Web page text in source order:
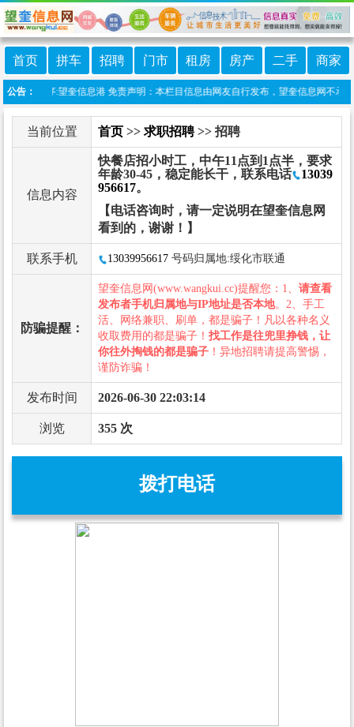
首页 拼车 招聘 门市 租房 房产 二手 商家
公告：
信小程序:望奎信息港 免责声明：本栏目信息由网友自行发布，望奎信息网不承
当前位置 首页 >> 求职招聘>> 招聘
信息内容
快餐店招小时工，中午11点到1点半，要求
年龄30-45，稳定能长干，联系电话
13039
956617。
【电话咨询时，请一定说明在望奎信息网
看到的，谢谢！】
联系手机 13039956617 号码归属地:绥化市联通
防骗提醒：
望奎信息网(www.wangkui.cc)提醒您：1、 请查看
发布者手机归属地与IP地址是否本地。2、手工
活、网络兼职、刷单，都是骗子！凡以各种名义
收取费用的都是骗子！ 找工作是往兜里挣钱，让
你往外掏钱的都是骗子 ！异地招聘请提高警惕，
谨防诈骗！
发布时间 2026-06-30 22:03:14
浏览 355 次
拨打电话